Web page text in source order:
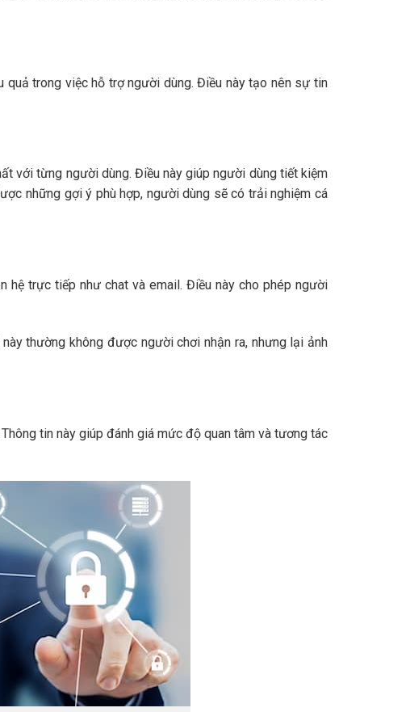
quả trong việc hỗ trợ người dùng. Điều này tạo nên sự tin
với từng người dùng. Điều này giúp người dùng tiết kiệm
những gợi ý phù hợp, người dùng sẽ có trải nghiệm cá
hệ trực tiếp như chat và email. Điều này cho phép người
thường không được người chơi nhận ra, nhưng lại ảnh
tin này giúp đánh giá mức độ quan tâm và tương tác